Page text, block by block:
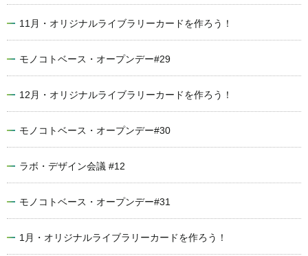
11月・オリジナルライブラリーカードを作ろう！
モノコトベース・オープンデー#29
12月・オリジナルライブラリーカードを作ろう！
モノコトベース・オープンデー#30
ラボ・デザイン会議 #12
モノコトベース・オープンデー#31
1月・オリジナルライブラリーカードを作ろう！